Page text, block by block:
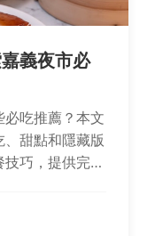
義夜市必
吃推薦？本文
甜點和隱藏版
巧，提供完整